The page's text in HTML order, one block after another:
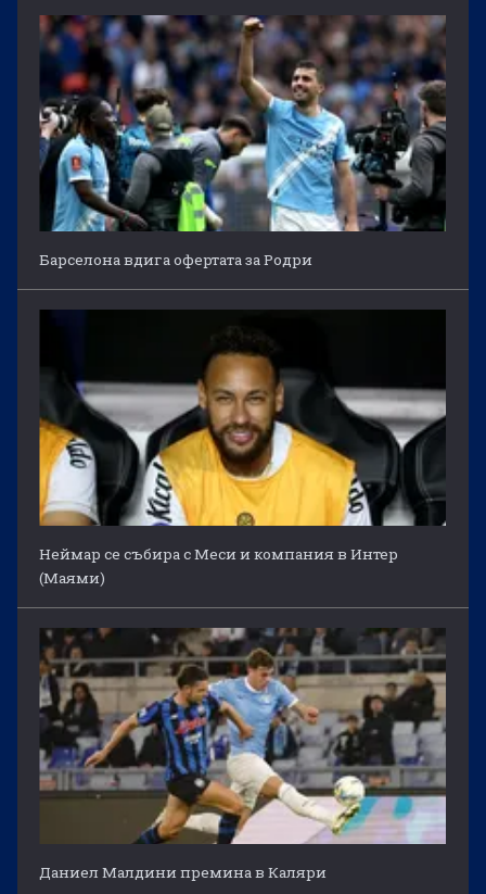
Барселона вдига офертата за Родри
Неймар се събира с Меси и компания в Интер
(Маями)
Даниел Малдини премина в Каляри